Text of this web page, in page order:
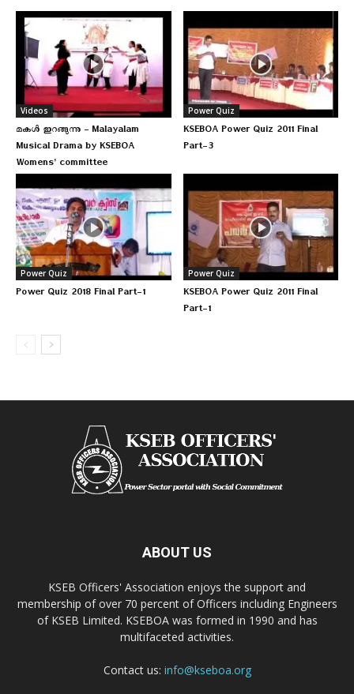
Videos
മകള്‍ ഇറങ്ങുന്നു – Malayalam
Musical Drama by KSEBOA
Womens’ committee
Power Quiz
KSEBOA Power Quiz 2011 Final
Part-3
Power Quiz
Power Quiz 2018 Final Part-1
Power Quiz
KSEBOA Power Quiz 2011 Final
Part-1
ABOUT US
KSEB Officers' Association enjoys the support and
membership of over 70 percent of Officers including Engineers
of KSEB Limited. KSEBOA was formed in 1990 and has
multifaceted activities.
Contact us: info@kseboa.org